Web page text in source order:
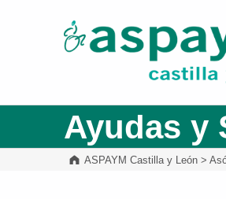
Ayudas y
ASPAYM Castilla y León >